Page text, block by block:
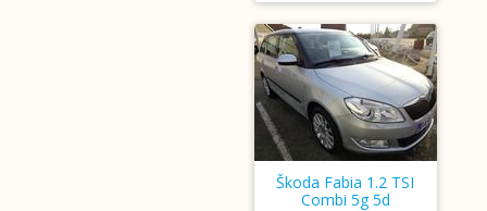
Škoda Fabia 1.2 TSI
Combi 5g 5d